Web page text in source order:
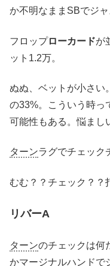
か不明なままSBでジ
フロップローカードが
ット1.2万。
ぬぬ、ベットが小さい
の33%。こういう時っ
可能性もある。悩まし
ターンラグでチェック
むむ？？チェック？？
リバーA
ターンのチェックは何
かマージナルハンドで